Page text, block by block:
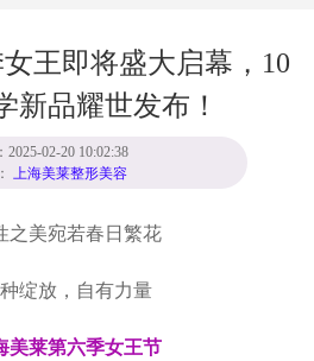
女王即将盛大启幕，10
新品耀世发布！
2025-02-20 10:02:38
上海美莱整形美容
美宛若春日繁花
放，自有力量
美莱第六季女王节